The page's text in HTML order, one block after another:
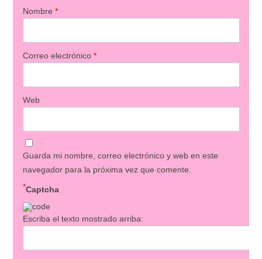
Nombre *
Correo electrónico *
Web
Guarda mi nombre, correo electrónico y web en este
navegador para la próxima vez que comente.
Captcha
*
Escriba el texto mostrado arriba: